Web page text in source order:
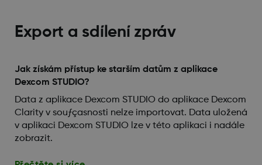
Export a sdílení zpráv
Jak získám přístup ke starším datům z aplikace
Dexcom STUDIO?
Data z aplikace Dexcom STUDIO do aplikace Dexcom
Clarity v souƒçasnosti nelze importovat. Data uložená
v aplikaci Dexcom STUDIO lze v této aplikaci i nadále
zobrazit.